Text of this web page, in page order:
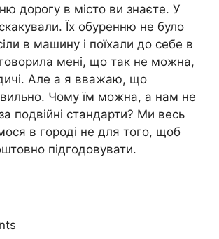
дорогу в місто ви знаєте. У
Їх обуренню не було
в машину і поїхали до себе в
мені, що так не можна,
Але а я вважаю, що
Чому їм можна, а нам не
подвійні стандарти? Ми весь
в городі не для того, щоб
підгодовувати.